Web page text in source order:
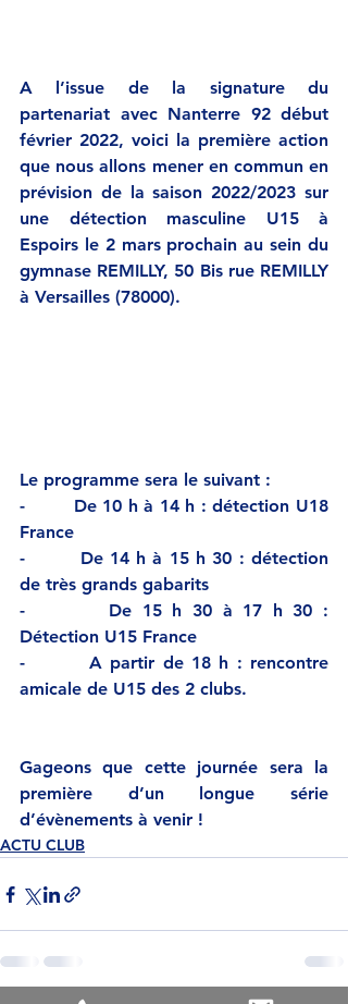
A l’issue de la signature du
partenariat avec Nanterre 92 début
février 2022, voici la première action
que nous allons mener en commun en
prévision de la saison 2022/2023 sur
une détection masculine U15 à
Espoirs le 2 mars prochain au sein du
gymnase REMILLY, 50 Bis rue REMILLY
à Versailles (78000).
Le programme sera le suivant :
- De 10 h à 14 h : détection U18
France
- De 14 h à 15 h 30 : détection
de très grands gabarits
- De 15 h 30 à 17 h 30 :
Détection U15 France
- A partir de 18 h : rencontre
amicale de U15 des 2 clubs.
Gageons que cette journée sera la
première d’un longue série
d’évènements à venir !
ACTU CLUB